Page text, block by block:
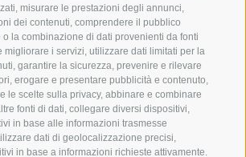
misurare le prestazioni degli annunci,
dei contenuti, comprendere il pubblico
o la combinazione di dati provenienti da fonti
migliorare i servizi, utilizzare dati limitati per la
garantire la sicurezza, prevenire e rilevare
erogare e presentare pubblicità e contenuto,
le scelte sulla privacy, abbinare e combinare
fonti di dati, collegare diversi dispositivi,
in base alle informazioni trasmesse
dati di geolocalizzazione precisi,
in base a informazioni richieste attivamente.